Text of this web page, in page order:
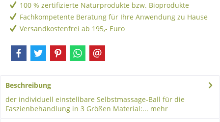
100 % zertifizierte Naturprodukte bzw. Bioprodukte
Fachkompetente Beratung für Ihre Anwendung zu Hause
Versandkostenfrei ab 195,- Euro
Beschreibung
der individuell einstellbare Selbstmassage-Ball für die
Faszienbehandlung in 3 Größen Material:... mehr